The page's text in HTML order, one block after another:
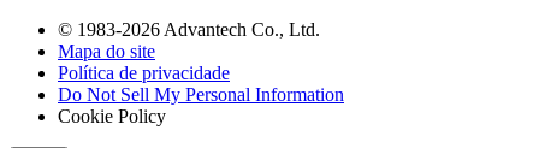
© 1983-2026 Advantech Co., Ltd.
Mapa do site
Política de privacidade
Do Not Sell My Personal Information
Cookie Policy